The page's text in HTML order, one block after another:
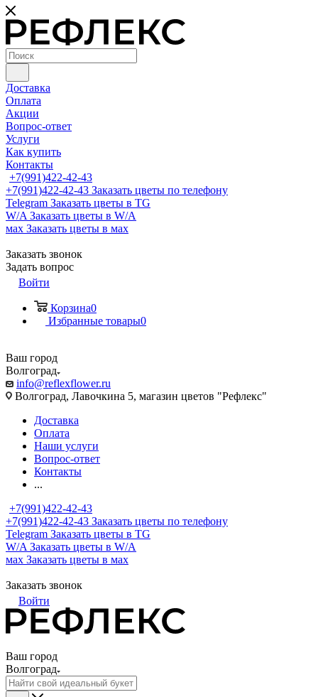
Доставка
Оплата
Акции
Вопрос-ответ
Услуги
Как купить
Контакты
+7(991)422-42-43
+7(991)422-42-43 Заказать цветы по телефону
Telegram Заказать цветы в TG
W/A Заказать цветы в W/A
мах Заказать цветы в мах
Заказать звонок
Задать вопрос
Войти
Корзина0
Избранные товары0
Ваш город
Волгоград
info@reflexflower.ru
Волгоград, Лавочкина 5, магазин цветов "Рефлекс"
Доставка
Оплата
Наши услуги
Вопрос-ответ
Контакты
...
+7(991)422-42-43
+7(991)422-42-43 Заказать цветы по телефону
Telegram Заказать цветы в TG
W/A Заказать цветы в W/A
мах Заказать цветы в мах
Заказать звонок
Войти
Ваш город
Волгоград